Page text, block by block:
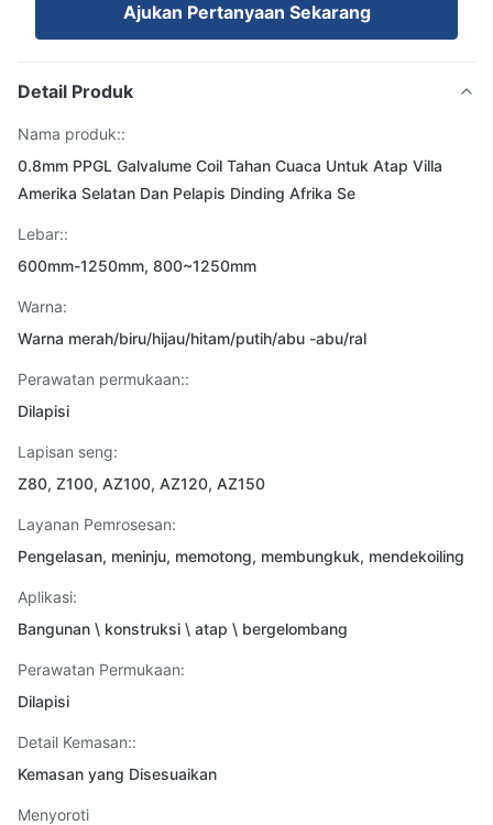
Ajukan Pertanyaan Sekarang
Detail Produk
Nama produk::
0.8mm PPGL Galvalume Coil Tahan Cuaca Untuk Atap Villa
Amerika Selatan Dan Pelapis Dinding Afrika Se
Lebar::
600mm-1250mm, 800~1250mm
Warna:
Warna merah/biru/hijau/hitam/putih/abu -abu/ral
Perawatan permukaan::
Dilapisi
Lapisan seng:
Z80, Z100, AZ100, AZ120, AZ150
Layanan Pemrosesan:
Pengelasan, meninju, memotong, membungkuk, mendekoiling
Aplikasi:
Bangunan \ konstruksi \ atap \ bergelombang
Perawatan Permukaan:
Dilapisi
Detail Kemasan::
Kemasan yang Disesuaikan
Menyoroti